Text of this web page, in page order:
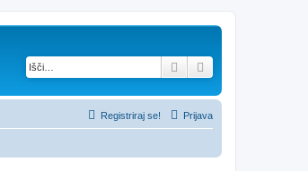
Iskanje
Prijava
Registriraj se!